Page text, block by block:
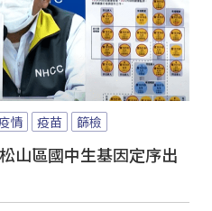
情 疫苗 篩檢
山區國中生基因定序出